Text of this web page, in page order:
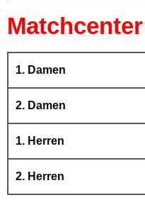
Matchcenter
1. Damen
2. Damen
1. Herren
2. Herren